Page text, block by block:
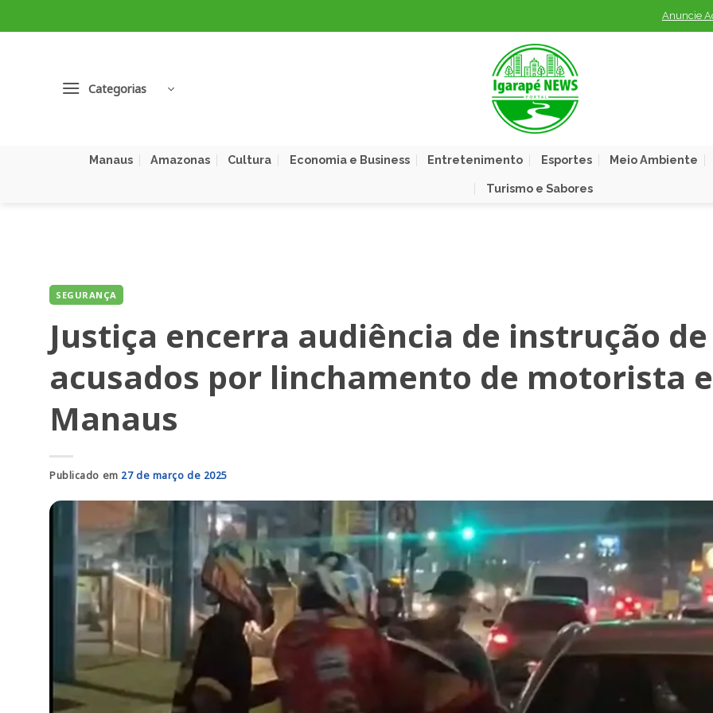
to
Anuncie
Categorias
Manaus Amazonas Cultura Economia e Business Entretenimento Esportes Meio Ambiente
Turismo e Sabores
SEGURANÇA
Justiça encerra audiência de instrução de
acusados por linchamento de motorista
Manaus
Publicado em 27 de março de 2025